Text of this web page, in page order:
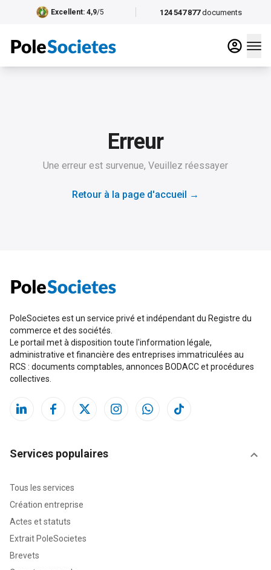
124 547 877 documents
Excellent: 4,9/5
Erreur
Une erreur est survenue, Veuillez réessayer
Retour à la page d'accueil →
PoleSocietes est un service privé et indépendant du Registre du
commerce et des sociétés.
Le portail met à disposition toute l'information légale,
administrative et financière des entreprises immatriculées au
RCS : documents comptables, annonces BODACC et procédures
collectives.
Services populaires
Tous les services
Création entreprise
Actes et statuts
Extrait PoleSocietes
Brevets